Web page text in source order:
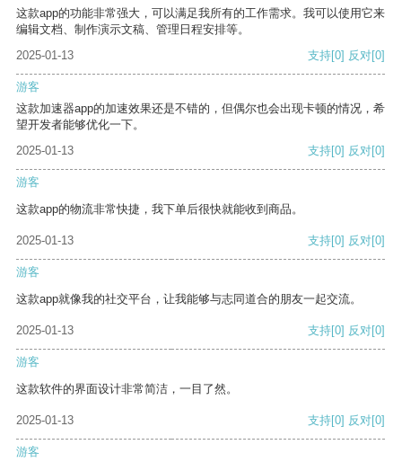
这款app的功能非常强大，可以满足我所有的工作需求。我可以使用它来
编辑文档、制作演示文稿、管理日程安排等。
2025-01-13
支持[0] 反对[0]
游客
这款加速器app的加速效果还是不错的，但偶尔也会出现卡顿的情况，希
望开发者能够优化一下。
2025-01-13
支持[0] 反对[0]
游客
这款app的物流非常快捷，我下单后很快就能收到商品。
2025-01-13 支持[0] 反对[0]
游客
这款app就像我的社交平台，让我能够与志同道合的朋友一起交流。
2025-01-13 支持[0] 反对[0]
游客
这款软件的界面设计非常简洁，一目了然。
2025-01-13 支持[0] 反对[0]
游客